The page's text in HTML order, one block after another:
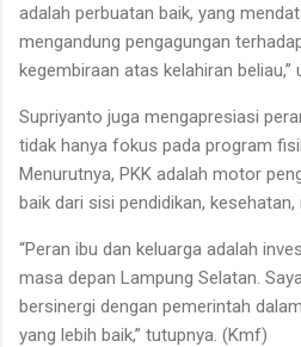
adalah perbuatan baik, yang
mengandung pengagungan
kegembiraan atas kelahiran beliau,”
Supriyanto juga mengapresiasi
tidak hanya fokus pada program
Menurutnya, PKK adalah motor
baik dari sisi pendidikan,
“Peran ibu dan keluarga adalah
masa depan Lampung Selatan.
bersinergi dengan pemerintah
yang lebih baik,” tutupnya. (Kmf)